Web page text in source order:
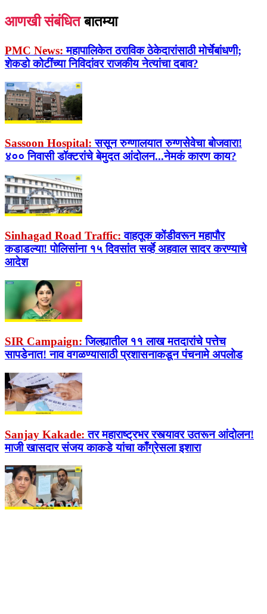
आणखी संबंधित बातम्या
PMC News: महापालिकेत ठराविक ठेकेदारांसाठी मोर्चेबांधणी;
शेकडो कोटींच्या निविदांवर राजकीय नेत्यांचा दबाव?
Sassoon Hospital: ससून रुग्णालयात रुग्णसेवेचा बोजवारा!
४०० निवासी डॉक्टरांचे बेमुदत आंदोलन...नेमकं कारण काय?
Sinhagad Road Traffic: वाहतूक कोंडीवरून महापौर
कडाडल्या! पोलिसांना १५ दिवसांत सर्व्हे अहवाल सादर करण्याचे
आदेश
SIR Campaign: जिल्ह्यातील ११ लाख मतदारांचे पत्तेच
सापडेनात! नाव वगळण्यासाठी प्रशासनाकडून पंचनामे अपलोड
Sanjay Kakade: तर महाराष्ट्रभर रस्त्यावर उतरून आंदोलन!
माजी खासदार संजय काकडे यांचा काँग्रेसला इशारा